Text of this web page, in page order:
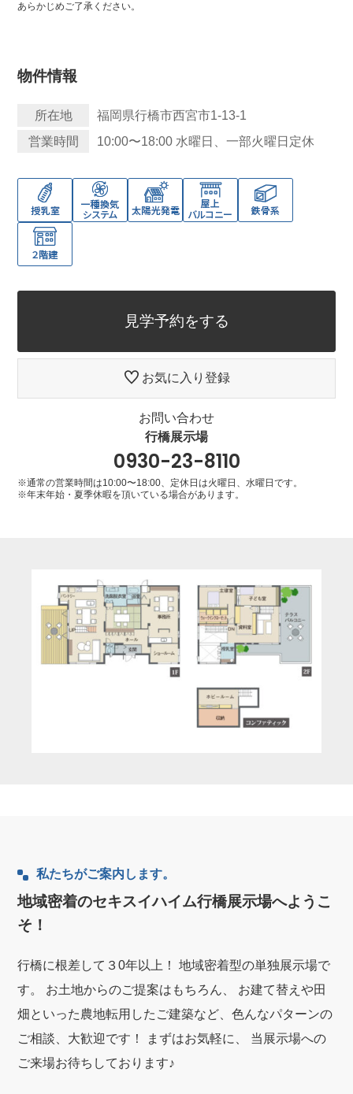
あらかじめご了承ください。
物件情報
所在地
福岡県行橋市西宮市1-13-1
営業時間
10:00〜18:00 水曜日、一部火曜日定休
見学予約をする
お気に入り登録
お問い合わせ
行橋展示場
0930-23-8110
※通常の営業時間は10:00〜18:00、定休日は火曜日、水曜日です。
※年末年始・夏季休暇を頂いている場合があります。
私たちがご案内します。
地域密着のセキスイハイム行橋展示場へようこ
そ！
行橋に根差して３0年以上！ 地域密着型の単独展示場で
す。 お土地からのご提案はもちろん、 お建て替えや田
畑といった農地転用したご建築など、色んなパターンの
ご相談、大歓迎です！ まずはお気軽に、 当展示場への
ご来場お待ちしております♪